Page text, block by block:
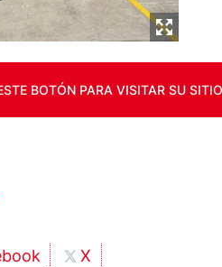
BOTÓN PARA VISITAR SU
X